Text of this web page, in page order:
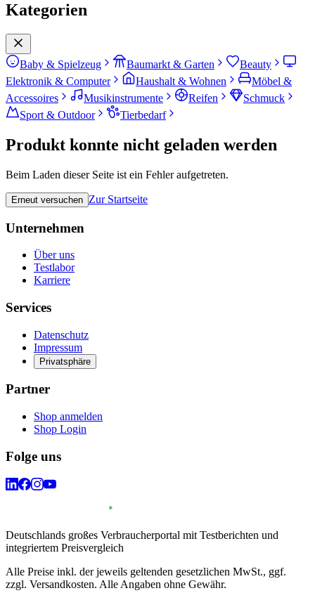
Kategorien
Baby & Spielzeug Baumarkt & Garten
Beauty
Elektronik & Computer
Haushalt & Wohnen
Möbel &
Accessoires
Musikinstrumente Reifen
Schmuck
Sport & Outdoor
Tierbedarf
Produkt konnte nicht geladen werden
Beim Laden dieser Seite ist ein Fehler aufgetreten.
Erneut versuchen Zur Startseite
Unternehmen
Über uns
Testlabor
Karriere
Services
Datenschutz
Impressum
Privatsphäre
Partner
Shop anmelden
Shop Login
Folge uns
Deutschlands großes Verbraucherportal mit Testberichten und
integriertem Preisvergleich
Alle Preise inkl. der jeweils geltenden gesetzlichen MwSt., ggf.
zzgl. Versandkosten. Alle Angaben ohne Gewähr.